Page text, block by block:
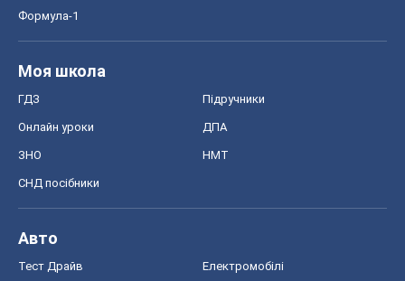
Формула-1
Моя школа
ГДЗ Підручники
Онлайн уроки ДПА
ЗНО НМТ
СНД посібники
Авто
Тест Драйв Електромобілі